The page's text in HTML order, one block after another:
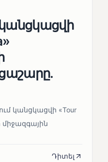
կանցկացվի «Tour
միջազգային
Դիտել